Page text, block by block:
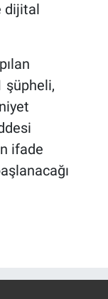
dijital
şüpheli,
ifade